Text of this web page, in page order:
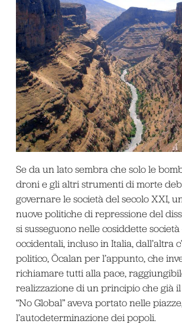
Se da un lato sembra che solo le
droni e gli altri strumenti di morte
governare le società del secolo XXI,
nuove politiche di repressione del
si susseguono nelle cosiddette
occidentali, incluso in Italia, dall’altra
politico, Öcalan per l’appunto, che
richiamare tutti alla pace,
realizzazione di un principio che già
“No Global” aveva portato nelle
l’autodeterminazione dei popoli.